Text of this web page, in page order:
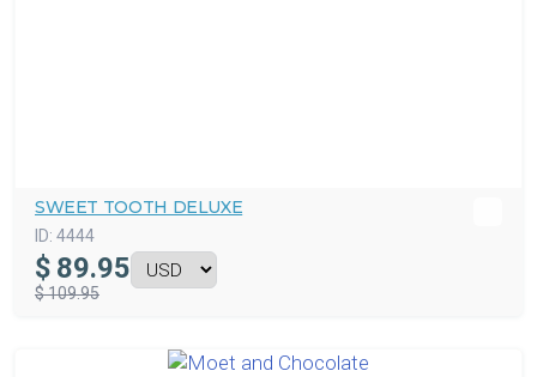
SWEET TOOTH DELUXE
ID: 4444
$ 89.95
$ 109.95